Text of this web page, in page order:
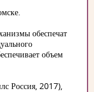
обеспечат
объем
Россия, 2017),